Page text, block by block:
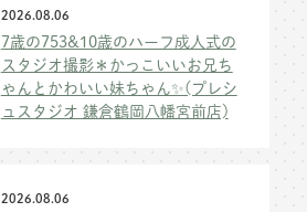
2026.08.06
7歳の753&10歳のハーフ成人式の
スタジオ撮影＊かっこいいお兄ち
ゃんとかわいい妹ちゃん✨(プレシ
ュスタジオ 鎌倉鶴岡八幡宮前店)
2026.08.06